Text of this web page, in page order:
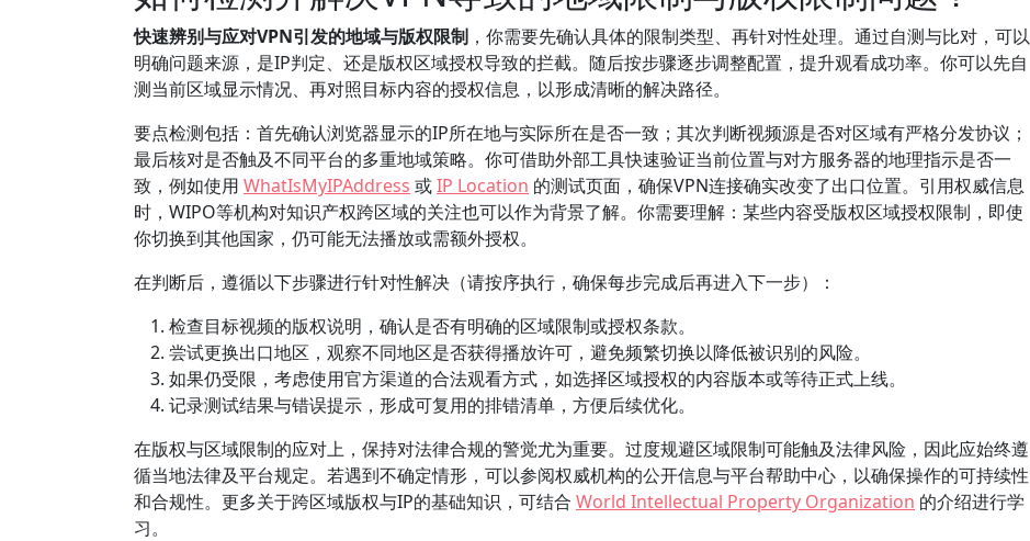
快速辨别与应对VPN引发的地域与版权限制 ，你需要先确认具体的限制类型、再针对性处理。通过自测与比对，可以
明确问题来源，是IP判定、还是版权区域授权导致的拦截。随后按步骤逐步调整配置，提升观看成功率。你可以先自
测当前区域显示情况、再对照目标内容的授权信息，以形成清晰的解决路径。
要点检测包括：首先确认浏览器显示的IP所在地与实际所在是否一致；其次判断视频源是否对区域有严格分发协议；
最后核对是否触及不同平台的多重地域策略。你可借助外部工具快速验证当前位置与对方服务器的地理指示是否一
致，例如使用 WhatIsMyIPAddress 或IP Location 的测试页面，确保VPN连接确实改变了出口位置。引用权威信息
时，WIPO等机构对知识产权跨区域的关注也可以作为背景了解。你需要理解：某些内容受版权区域授权限制，即使
你切换到其他国家，仍可能无法播放或需额外授权。
在判断后，遵循以下步骤进行针对性解决（请按序执行，确保每步完成后再进入下一步）：
检查目标视频的版权说明，确认是否有明确的区域限制或授权条款。
尝试更换出口地区，观察不同地区是否获得播放许可，避免频繁切换以降低被识别的风险。
如果仍受限，考虑使用官方渠道的合法观看方式，如选择区域授权的内容版本或等待正式上线。
记录测试结果与错误提示，形成可复用的排错清单，方便后续优化。
在版权与区域限制的应对上，保持对法律合规的警觉尤为重要。过度规避区域限制可能触及法律风险，因此应始终遵
循当地法律及平台规定。若遇到不确定情形，可以参阅权威机构的公开信息与平台帮助中心，以确保操作的可持续性
和合规性。更多关于跨区域版权与IP的基础知识，可结合 World Intellectual Property Organization 的介绍进行学
习。